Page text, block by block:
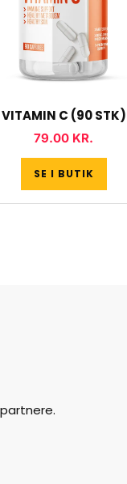
VITAMIN C (90 STK)
79.00 KR.
SE I BUTIK